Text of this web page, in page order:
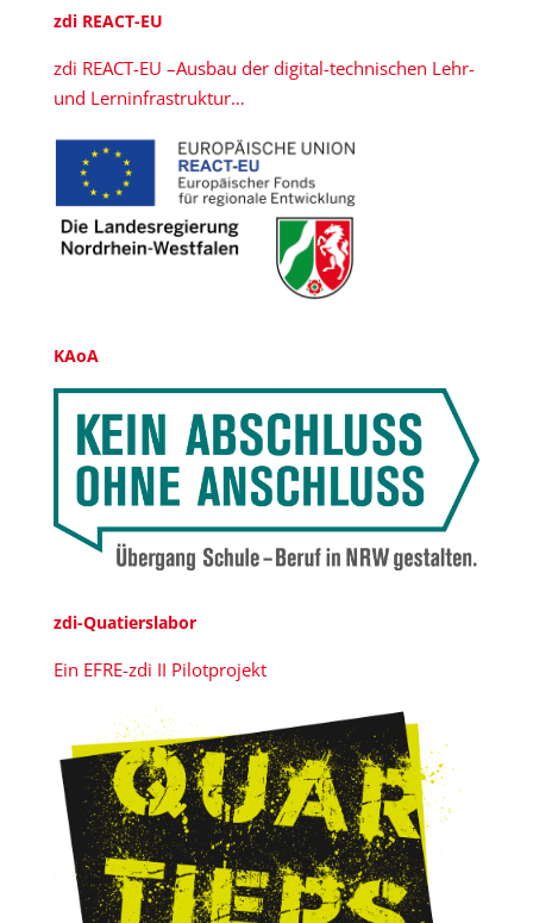
zdi REACT-EU
zdi REACT-EU –Ausbau der digital-technischen Lehr-
und Lerninfrastruktur…
KAoA
zdi-Quatierslabor
Ein EFRE-zdi II Pilotprojekt